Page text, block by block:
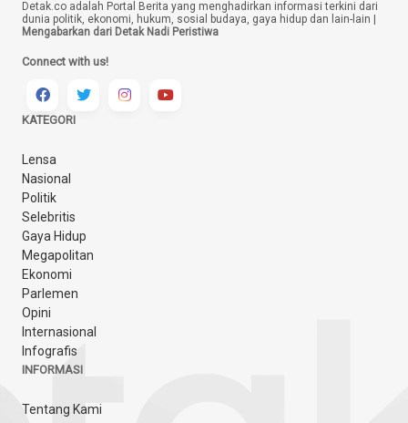
Detak.co adalah Portal Berita yang menghadirkan informasi terkini dari
dunia politik, ekonomi, hukum, sosial budaya, gaya hidup dan lain-lain |
Mengabarkan dari Detak Nadi Peristiwa
Connect with us!
KATEGORI
Lensa
Nasional
Politik
Selebritis
Gaya Hidup
Megapolitan
Ekonomi
Parlemen
Opini
Internasional
Infografis
INFORMASI
Tentang Kami